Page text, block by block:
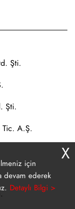
Şti.
Şti.
Tic. A.Ş.
için
devam ederek
Detaylı Bilgi >
X